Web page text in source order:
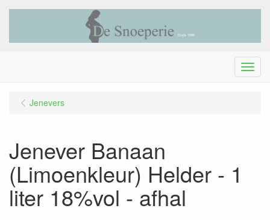
Menu
Jenevers
Jenever Banaan
(Limoenkleur) Helder - 1
liter 18%vol - afhal